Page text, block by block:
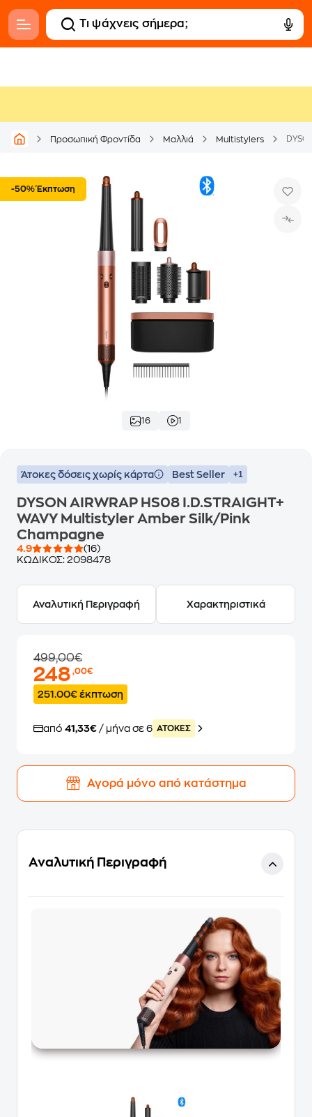
Προσωπική Φροντίδα Μαλλιά Multistylers
-50% Έκπτωση
16 1
Άτοκες δόσεις χωρίς κάρτα Best Seller +1
DYSON AIRWRAP HS08 I.D.STRAIGHT+
WAVY Multistyler Amber Silk/Pink
Champagne
4.9
(16)
ΚΩΔΙΚΟΣ: 2098478
Αναλυτική Περιγραφή Χαρακτηριστικά
499,00€
248,00€
251.00€ έκπτωση
από 41,33€ / μήνα σε 6 ATOKEΣ
Αγορά μόνο από κατάστημα
Αναλυτική Περιγραφή